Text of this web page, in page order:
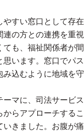
やすい窓口として存在
の方との連携を重視
ても、福祉関係者が間
います。窓口でパス
み込むように地域を守
ーマに、司法サービス
らアプローチするこ
いきました。お腹が痛